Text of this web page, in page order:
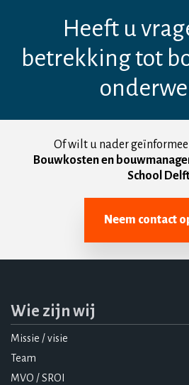
Heeft u
betrekking tot
Of wilt u nader
Bouwkosten en
School
Neem contact
Wie zijn wij
Missie / visie
Team
MVO / SROI